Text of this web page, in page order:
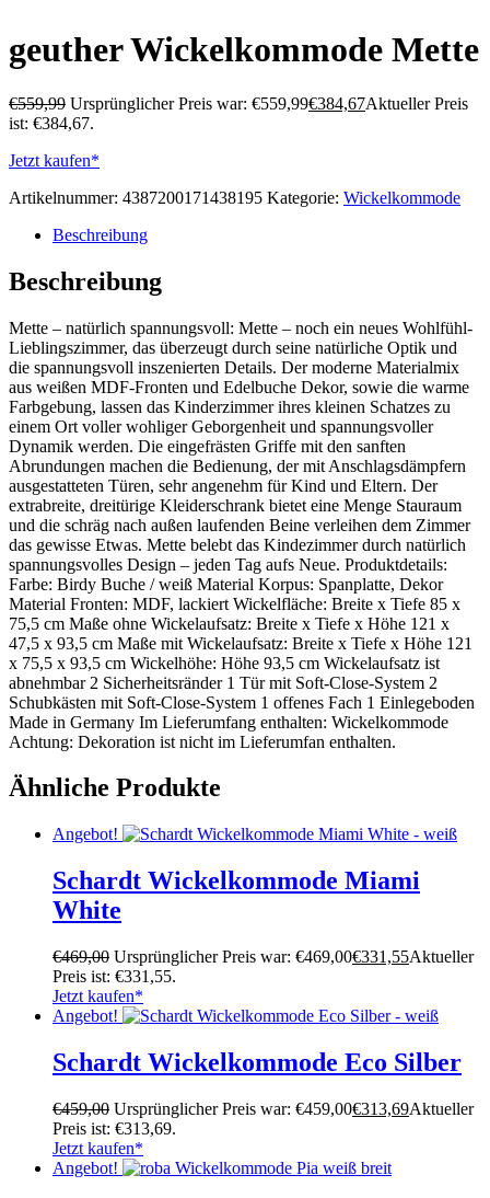
geuther Wickelkommode Mette
€559,99 Ursprünglicher Preis war: €559,99€384,67Aktueller Preis
ist: €384,67.
Jetzt kaufen*
Artikelnummer: 4387200171438195 Kategorie: Wickelkommode
Beschreibung
Beschreibung
Mette – natürlich spannungsvoll: Mette – noch ein neues Wohlfühl-
Lieblingszimmer, das überzeugt durch seine natürliche Optik und
die spannungsvoll inszenierten Details. Der moderne Materialmix
aus weißen MDF-Fronten und Edelbuche Dekor, sowie die warme
Farbgebung, lassen das Kinderzimmer ihres kleinen Schatzes zu
einem Ort voller wohliger Geborgenheit und spannungsvoller
Dynamik werden. Die eingefrästen Griffe mit den sanften
Abrundungen machen die Bedienung, der mit Anschlagsdämpfern
ausgestatteten Türen, sehr angenehm für Kind und Eltern. Der
extrabreite, dreitürige Kleiderschrank bietet eine Menge Stauraum
und die schräg nach außen laufenden Beine verleihen dem Zimmer
das gewisse Etwas. Mette belebt das Kindezimmer durch natürlich
spannungsvolles Design – jeden Tag aufs Neue. Produktdetails:
Farbe: Birdy Buche / weiß Material Korpus: Spanplatte, Dekor
Material Fronten: MDF, lackiert Wickelfläche: Breite x Tiefe 85 x
75,5 cm Maße ohne Wickelaufsatz: Breite x Tiefe x Höhe 121 x
47,5 x 93,5 cm Maße mit Wickelaufsatz: Breite x Tiefe x Höhe 121
x 75,5 x 93,5 cm Wickelhöhe: Höhe 93,5 cm Wickelaufsatz ist
abnehmbar 2 Sicherheitsränder 1 Tür mit Soft-Close-System 2
Schubkästen mit Soft-Close-System 1 offenes Fach 1 Einlegeboden
Made in Germany Im Lieferumfang enthalten: Wickelkommode
Achtung: Dekoration ist nicht im Lieferumfan enthalten.
Ähnliche Produkte
Angebot!
Schardt Wickelkommode Miami
White
€469,00 Ursprünglicher Preis war: €469,00€331,55Aktueller
Preis ist: €331,55.
Jetzt kaufen*
Angebot!
Schardt Wickelkommode Eco Silber
€459,00 Ursprünglicher Preis war: €459,00€313,69Aktueller
Preis ist: €313,69.
Jetzt kaufen*
Angebot!